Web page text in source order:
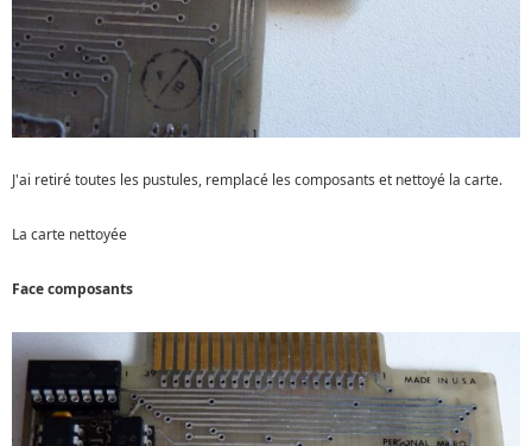
J'ai retiré toutes les pustules, remplacé les composants et nettoyé la carte.
La carte nettoyée
Face composants